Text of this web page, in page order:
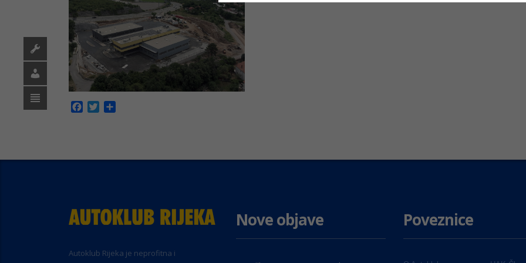
Facebook
Twitter
Autoklub Rijeka je neprofitna i
Nove objave Poveznice